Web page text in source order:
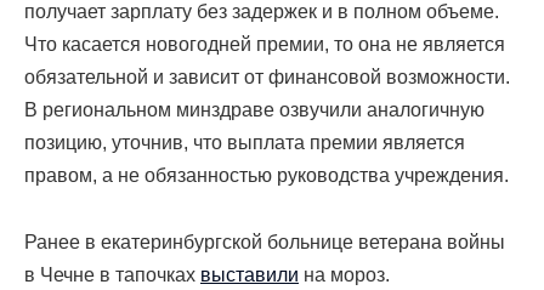
получает зарплату без задержек и в полном объеме.
Что касается новогодней премии, то она не является
обязательной и зависит от финансовой возможности.
В региональном минздраве озвучили аналогичную
позицию, уточнив, что выплата премии является
правом, а не обязанностью руководства учреждения.
Ранее в екатеринбургской больнице ветерана войны
в Чечне в тапочках выставили на мороз.